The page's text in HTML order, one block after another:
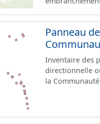
Panneau
Inventaire des
directionnelle
la